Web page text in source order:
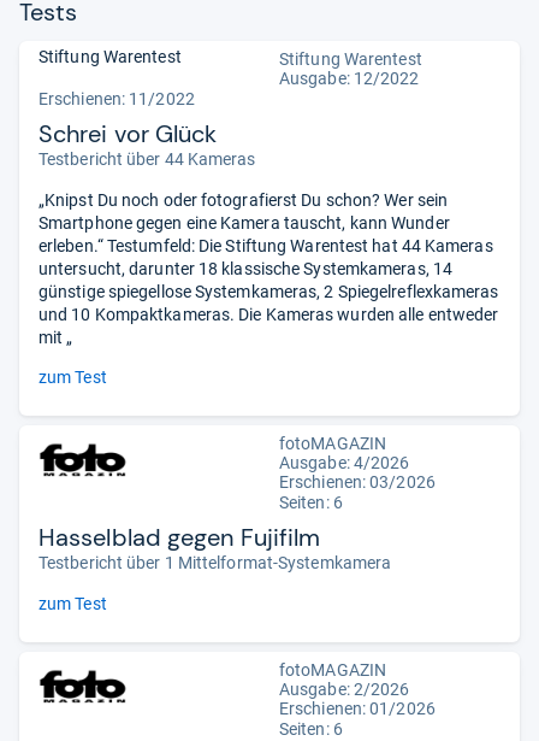
Tests
Stiftung Warentest
Stiftung Warentest
Ausgabe: 12/2022
Erschienen: 11/2022
Schrei vor Glück
Testbericht über 44 Kameras
„Knipst Du noch oder fotografierst Du schon? Wer sein
Smartphone gegen eine Kamera tauscht, kann Wunder
erleben.“ Testumfeld: Die Stiftung Warentest hat 44 Kameras
untersucht, darunter 18 klassische Systemkameras, 14
günstige spiegellose Systemkameras, 2 Spiegelreflexkameras
und 10 Kompaktkameras. Die Kameras wurden alle entweder
mit „
zum Test
fotoMAGAZIN
Ausgabe: 4/2026
Erschienen:03/2026
Seiten: 6
Hasselblad gegen Fujifilm
Testbericht über 1 Mittelformat-Systemkamera
zum Test
fotoMAGAZIN
Ausgabe: 2/2026
Erschienen: 01/2026
Seiten: 6